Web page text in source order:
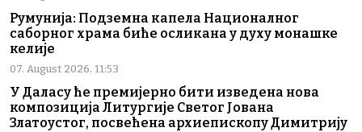
Румунија: Подземна капела Националног
саборног храма биће осликана у духу монашке
келије
07. August 2026. 11:53
У Даласу ће премијерно бити изведена нова
композиција Литургије Светог Јована
Златоустог, посвећена архиепископу Димитрију